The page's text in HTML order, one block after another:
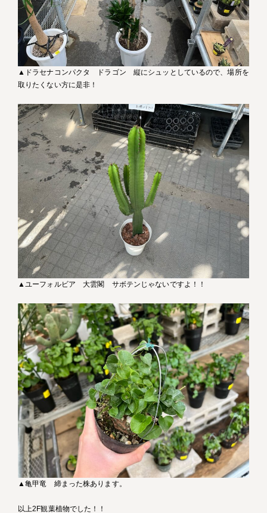
▲ドラセナコンパクタ ドラゴン 縦にシュッとしているので、場所を
取りたくない方に是非！
▲ユーフォルビア 大雲閣 サボテンじゃないですよ！！
▲亀甲竜 締まった株あります。
以上2F観葉植物でした！！